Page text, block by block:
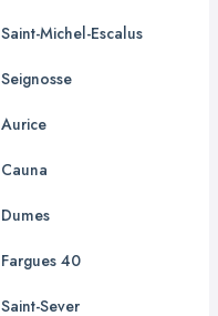
Saint-Michel-Escalus
Seignosse
Aurice
Cauna
Dumes
Fargues 40
Saint-Sever